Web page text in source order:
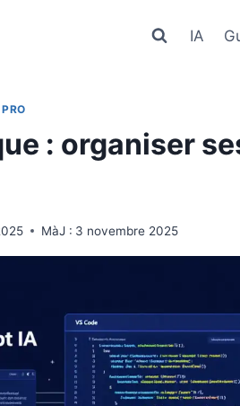
IA
: organiser
MàJ : 3 novembre 2025